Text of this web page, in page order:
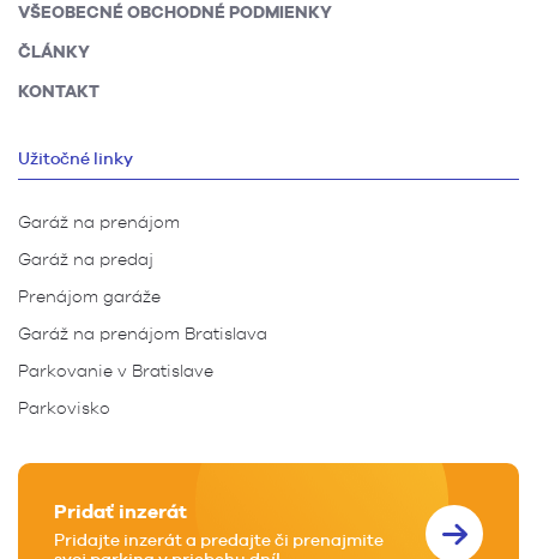
VŠEOBECNÉ OBCHODNÉ PODMIENKY
ČLÁNKY
KONTAKT
Užitočné linky
Garáž na prenájom
Garáž na predaj
Prenájom garáže
Garáž na prenájom Bratislava
Parkovanie v Bratislave
Parkovisko
Pridať inzerát
Pridajte inzerát a predajte či prenajmite